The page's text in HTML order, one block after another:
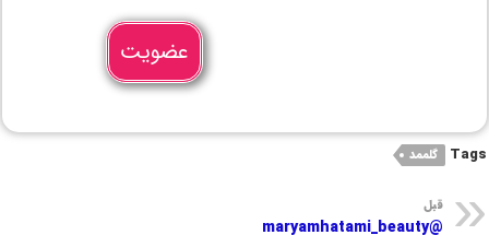
عضویت
Tags گلممد
قبل
@maryamhatami_beauty